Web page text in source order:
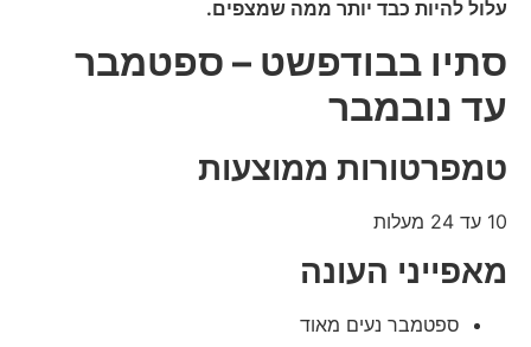
עלול להיות כבד יותר ממה שמצפים.
סתיו בבודפשט – ספטמבר
עד נובמבר
טמפרטורות ממוצעות
10 עד 24 מעלות
מאפייני העונה
ספטמבר נעים מאוד